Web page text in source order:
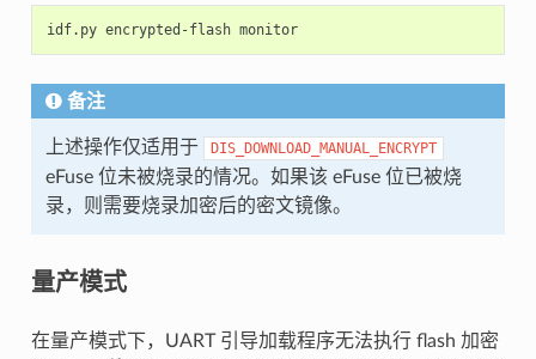
idf.py encrypted-flash monitor
备注
上述操作仅适用于 DIS_DOWNLOAD_MANUAL_ENCRYPT
eFuse 位未被烧录的情况。如果该 eFuse 位已被烧
录，则需要烧录加密后的密文镜像。
量产模式
在量产模式下，UART 引导加载程序无法执行 flash 加密